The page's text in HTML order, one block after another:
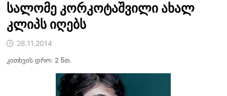
სალომე კორკოტაშვილი ახალ
კლიპს იღებს
28.11.2014
კითხვის დრო: 2 წთ.